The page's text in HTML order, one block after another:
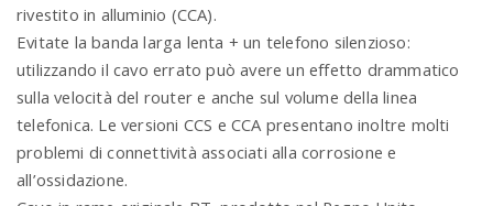
rivestito in alluminio (CCA).
Evitate la banda larga lenta + un telefono silenzioso:
utilizzando il cavo errato può avere un effetto drammatico
sulla velocità del router e anche sul volume della linea
telefonica. Le versioni CCS e CCA presentano inoltre molti
problemi di connettività associati alla corrosione e
all’ossidazione.